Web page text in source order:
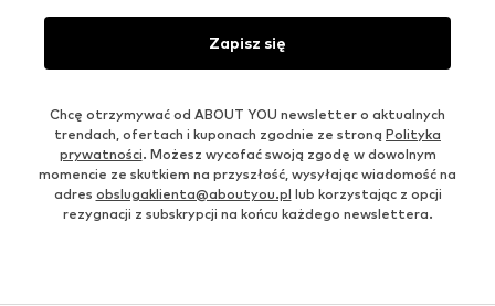
Zapisz się
Chcę otrzymywać od ABOUT YOU newsletter o aktualnych
trendach, ofertach i kuponach zgodnie ze stroną Polityka
prywatności. Możesz wycofać swoją zgodę w dowolnym
momencie ze skutkiem na przyszłość, wysyłając wiadomość na
adres obslugaklienta@aboutyou.pl lub korzystając z opcji
rezygnacji z subskrypcji na końcu każdego newslettera.